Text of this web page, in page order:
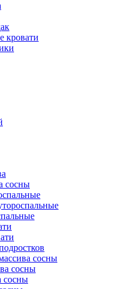
кровати
сосны
сосны
сосны
сосны